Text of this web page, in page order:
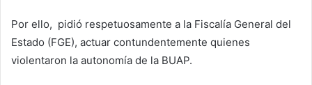
Por ello, pidió respetuosamente a la Fiscalía General del
Estado (FGE), actuar contundentemente quienes
violentaron la autonomía de la BUAP.